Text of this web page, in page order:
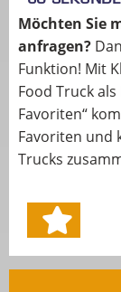
Möchten Sie
anfragen?
Funktion! Mit
Food Truck
Favoriten“
Favoriten und
Trucks